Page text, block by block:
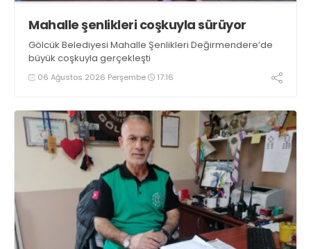
Mahalle şenlikleri coşkuyla sürüyor
Gölcük Belediyesi Mahalle Şenlikleri Değirmendere’de
büyük coşkuyla gerçekleşti
06 Ağustos 2026 Perşembe 17:16